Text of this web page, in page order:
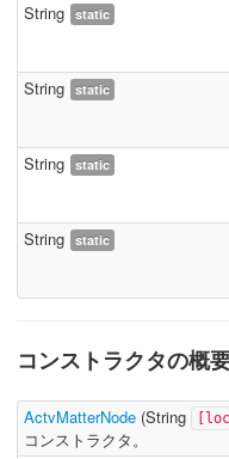
String static
String static
String static
String static
コンストラクタの概
ActvMatterNode (String
コンストラクタ。